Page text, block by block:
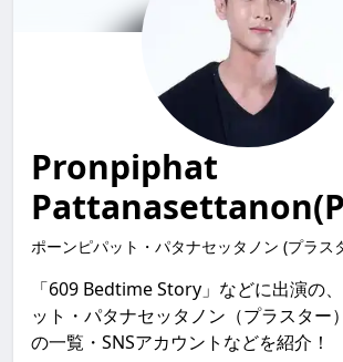
Pronpiphat
ポーンピパット・パタナセッタノン (プラス
「609 Bedtime Story」などに出演の
ット・パタナセッタノン（プラスター
の一覧・SNSアカウントなどを紹介！